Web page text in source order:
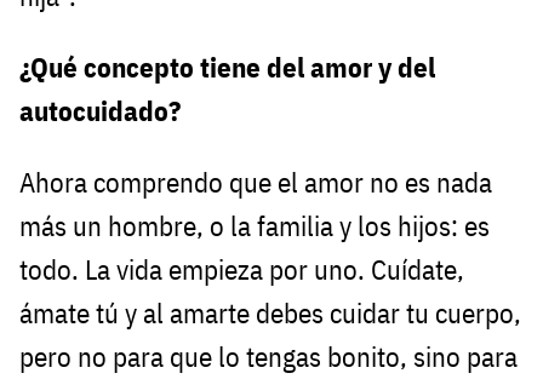
¿Qué concepto tiene del amor y del
autocuidado?
Ahora comprendo que el amor no es nada
más un hombre, o la familia y los hijos: es
todo. La vida empieza por uno. Cuídate,
ámate tú y al amarte debes cuidar tu cuerpo,
pero no para que lo tengas bonito, sino para